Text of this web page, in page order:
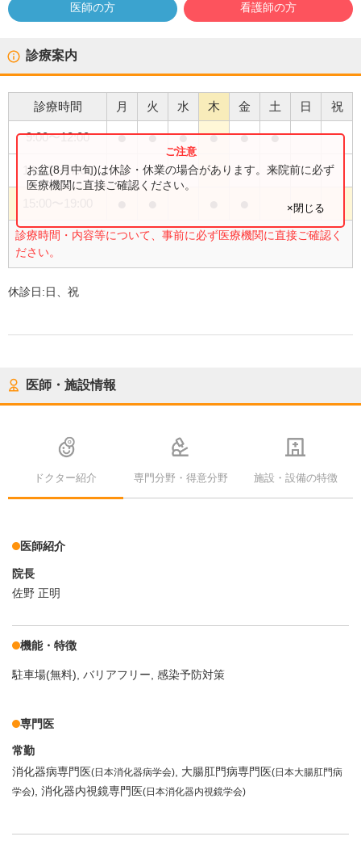
医師の方 看護師の方
診療案内
診療時間 月 火 水 木 金 土 日 祝
9:00〜12:00 ● ● ● ● ● ●
14:00〜17:00 ●
診療時間・内容等について、事前に必ず医療機関に直接ご確認く
ださい。
お盆(8月中旬)は休診・休業の場合があります。来院前に必ず
医療機関に直接ご確認ください。
×閉じる
休診日:日、祝
医師・施設情報
ドクター紹介 専門分野・得意分野 施設・設備の特徴
医師紹介
院長
佐野 正明
機能・特徴
駐車場(無料) バリアフリー 感染予防対策
専門医
常勤
消化器病専門医(日本消化器病学会) 大腸肛門病専門医(日本大腸肛門病
学会) 消化器内視鏡専門医(日本消化器内視鏡学会)